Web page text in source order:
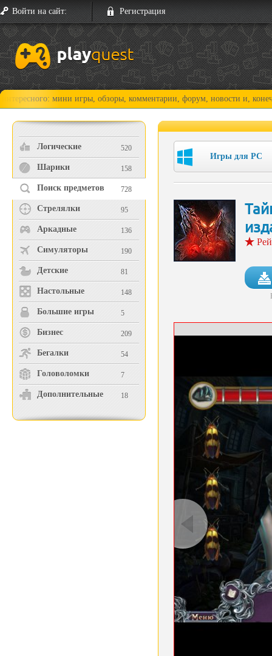
Войти на сайт: Регистрация
мини игры, обзоры, комментарии, форум, новости и, конечно,
Логические 520
Шарики 158
Поиск предметов 728
Стрелялки 95
Аркадные 136
Симуляторы 190
Детские 81
Настольные 148
Большие игры 5
Бизнес 209
Бегалки 54
Головоломки 7
Дополнительные 18
Игры для PC